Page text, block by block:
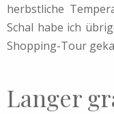
herbstliche
Schal habe ich
Shopping-Tour
Langer